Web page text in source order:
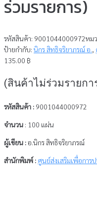
ร่วมรายการ)
รหัสสินค้า: 9001044000972หม
ป้ายกำกับ: นิกร สิทธิจริยาภรณ์ อ.,
135.00 ฿
(สินค้าไม่ร่วมรายกา
รหัสสินค้า : 9001044000972
จำนวน : 100 แผ่น
ผู้เขียน :อ.นิกร สิทธิจริยาภรณ์
สำนักพิมพ์ : ศูนย์ส่งเสริมเพื่อการป